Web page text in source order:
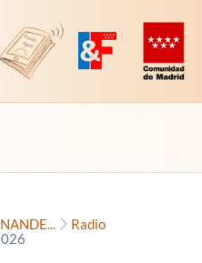
Revista Digital de EducaMadrid
Plataforma de
Radio